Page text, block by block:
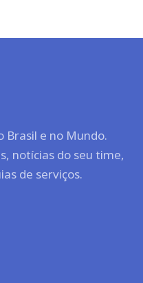
Brasil e no Mundo.
notícias do seu time,
de serviços.